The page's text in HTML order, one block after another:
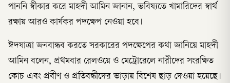
পাননি স্বীকার করে মাহদী আমিন জানান, ভবিষ্যতে খামারিদের স্বার্থ
রক্ষায় আরও কার্যকর পদক্ষেপ নেওয়া হবে।
ঈদযাত্রা জনবান্ধব করতে সরকারের পদক্ষেপের কথা জানিয়ে মাহদী
আমিন বলেন, প্রথমবার রেলওয়ে ও মেট্রোরেলে নারীদের সংরক্ষিত
কোচ এবং প্রবীণ ও প্রতিবন্ধীদের ভাড়ায় বিশেষ ছাড় দেওয়া হয়েছে।